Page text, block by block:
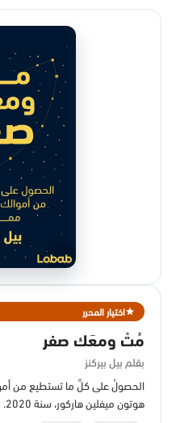
اختيار المحرر
مُتْ ومعَك صفر
بقلم بيل بيركنز
الحصولُ على كلِّ ما تستطيع من
هوتون ميفلين هاركور، سنة 2020.